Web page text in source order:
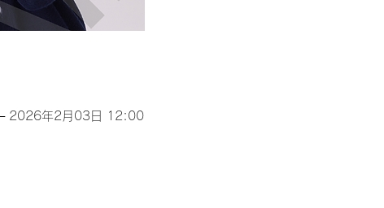
2026年2月03日 12:00